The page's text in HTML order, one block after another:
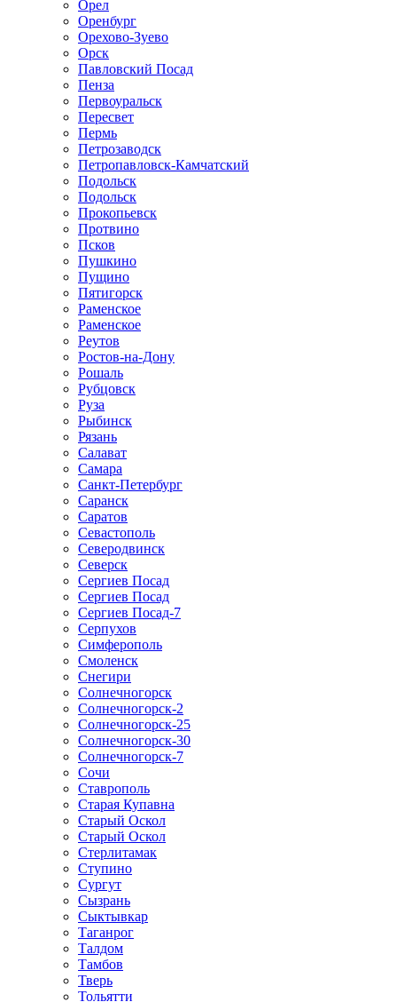
Орел
Оренбург
Орехово-Зуево
Орск
Павловский Посад
Пенза
Первоуральск
Пересвет
Пермь
Петрозаводск
Петропавловск-Камчатский
Подольск
Подольск
Прокопьевск
Протвино
Псков
Пушкино
Пущино
Пятигорск
Раменское
Раменское
Реутов
Ростов-на-Дону
Рошаль
Рубцовск
Руза
Рыбинск
Рязань
Салават
Самара
Санкт-Петербург
Саранск
Саратов
Севастополь
Северодвинск
Северск
Сергиев Посад
Сергиев Посад
Сергиев Посад-7
Серпухов
Симферополь
Смоленск
Снегири
Солнечногорск
Солнечногорск-2
Солнечногорск-25
Солнечногорск-30
Солнечногорск-7
Сочи
Ставрополь
Старая Купавна
Старый Оскол
Старый Оскол
Стерлитамак
Ступино
Сургут
Сызрань
Сыктывкар
Таганрог
Талдом
Тамбов
Тверь
Тольятти